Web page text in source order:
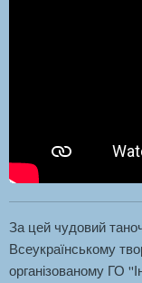
За цей чудовий
Всеукраїнському
організованому ГО